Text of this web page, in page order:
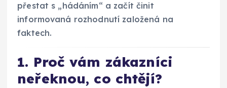
přestat s „hádáním“ a začít činit
informovaná rozhodnutí založená na
faktech.
1. Proč vám zákazníci
neřeknou, co chtějí?